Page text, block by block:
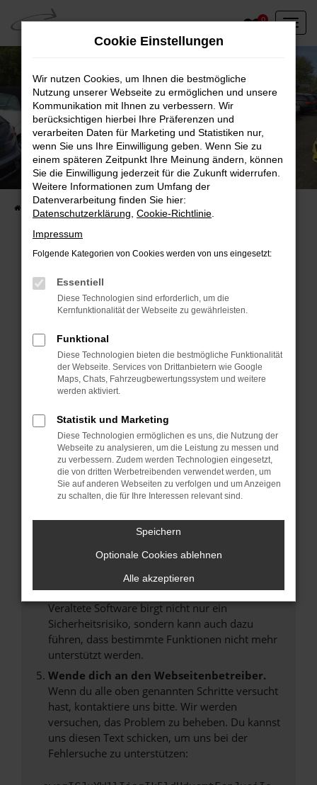
Zum
Hauptinhalt
springen
0
Unser Fahrzeugbestand vor Ort
Entdecken Sie unsere sofort verfügbaren
Fahrzeugangebote
Fehler: Network Error
Beim Laden ist ein Fehler aufgetreten.
Hier sind ein paar Tipps, die dir helfen können:
Überprüfe deine Firewall und deine
Internetverbindung.
Laden andere Webseiten, zum Beispiel deine
Suchmaschine?
Manche Erweiterungen, wie Werbeblocker,
können das Laden bestimmter Seiten
verhindern. Funktioniert die Seite in einem
anderen Browser oder in einem privaten
Fenster?
Das kann manchmal helfen, vorübergehende
Probleme zu beheben.
Stelle sicher, dass dein Browser und dein
Betriebssystem auf dem neuesten Stand
sind.
Veraltete Software birgt nicht nur ein
Sicherheitsrisiko, sondern kann auch dazu
führen, dass bestimmte Funktionen nicht mehr
unterstützt werden.
Wende dich an den Webseitenbetreiber.
Wenn du alle oben genannten Schritte versucht
hast, kontaktiere uns bitte. Wir werden
versuchen, das Problem zu beheben. Du kannst
uns diesen Text schicken, um uns bei der
Fehlersuche zu unterstützen:
Cookie Einstellungen
Wir nutzen Cookies, um Ihnen die bestmögliche
Nutzung unserer Webseite zu ermöglichen und unsere
Kommunikation mit Ihnen zu verbessern. Wir
berücksichtigen hierbei Ihre Präferenzen und
verarbeiten Daten für Marketing und Statistiken nur,
wenn Sie uns Ihre Einwilligung geben. Wenn Sie zu
einem späteren Zeitpunkt Ihre Meinung ändern, können
Sie die Einwilligung jederzeit für die Zukunft widerrufen.
Weitere Informationen zum Umfang der
Datenverarbeitung finden Sie hier:
Datenschutzerklärung Cookie-Richtlinie
Impressum
Folgende Kategorien von Cookies werden von uns eingesetzt:
Essentiell
Diese Technologien sind erforderlich, um die
Kernfunktionalität der Webseite zu gewährleisten.
Funktional
Diese Technologien bieten die bestmögliche Funktionalität
der Webseite. Services von Drittanbietern wie Google
Maps, Chats, Fahrzeugbewertungssystem und weitere
werden aktiviert.
Statistik und Marketing
Diese Technologien ermöglichen es uns, die Nutzung der
Webseite zu analysieren, um die Leistung zu messen und
zu verbessern. Zudem werden Technologien eingesetzt,
die von dritten Werbetreibenden verwendet werden, um
Sie auf anderen Webseiten zu verfolgen und um Anzeigen
zu schalten, die für Ihre Interessen relevant sind.
Speichern
Optionale Cookies ablehnen
Alle akzeptieren